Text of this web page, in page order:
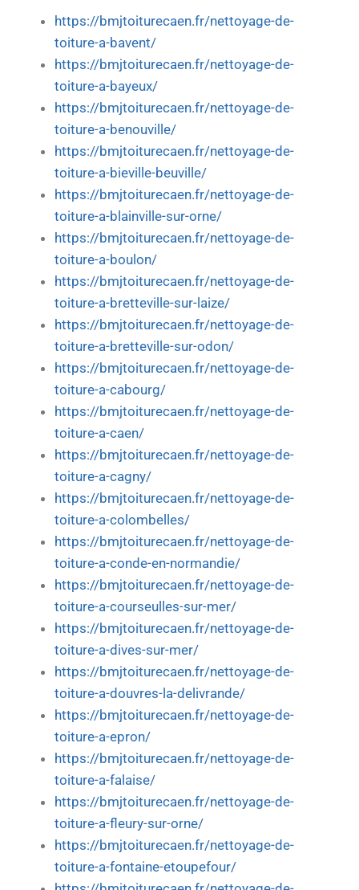
https://bmjtoiturecaen.fr/nettoyage-de-
toiture-a-bavent/
https://bmjtoiturecaen.fr/nettoyage-de-
toiture-a-bayeux/
https://bmjtoiturecaen.fr/nettoyage-de-
toiture-a-benouville/
https://bmjtoiturecaen.fr/nettoyage-de-
toiture-a-bieville-beuville/
https://bmjtoiturecaen.fr/nettoyage-de-
toiture-a-blainville-sur-orne/
https://bmjtoiturecaen.fr/nettoyage-de-
toiture-a-boulon/
https://bmjtoiturecaen.fr/nettoyage-de-
toiture-a-bretteville-sur-laize/
https://bmjtoiturecaen.fr/nettoyage-de-
toiture-a-bretteville-sur-odon/
https://bmjtoiturecaen.fr/nettoyage-de-
toiture-a-cabourg/
https://bmjtoiturecaen.fr/nettoyage-de-
toiture-a-caen/
https://bmjtoiturecaen.fr/nettoyage-de-
toiture-a-cagny/
https://bmjtoiturecaen.fr/nettoyage-de-
toiture-a-colombelles/
https://bmjtoiturecaen.fr/nettoyage-de-
toiture-a-conde-en-normandie/
https://bmjtoiturecaen.fr/nettoyage-de-
toiture-a-courseulles-sur-mer/
https://bmjtoiturecaen.fr/nettoyage-de-
toiture-a-dives-sur-mer/
https://bmjtoiturecaen.fr/nettoyage-de-
toiture-a-douvres-la-delivrande/
https://bmjtoiturecaen.fr/nettoyage-de-
toiture-a-epron/
https://bmjtoiturecaen.fr/nettoyage-de-
toiture-a-falaise/
https://bmjtoiturecaen.fr/nettoyage-de-
toiture-a-fleury-sur-orne/
https://bmjtoiturecaen.fr/nettoyage-de-
toiture-a-fontaine-etoupefour/